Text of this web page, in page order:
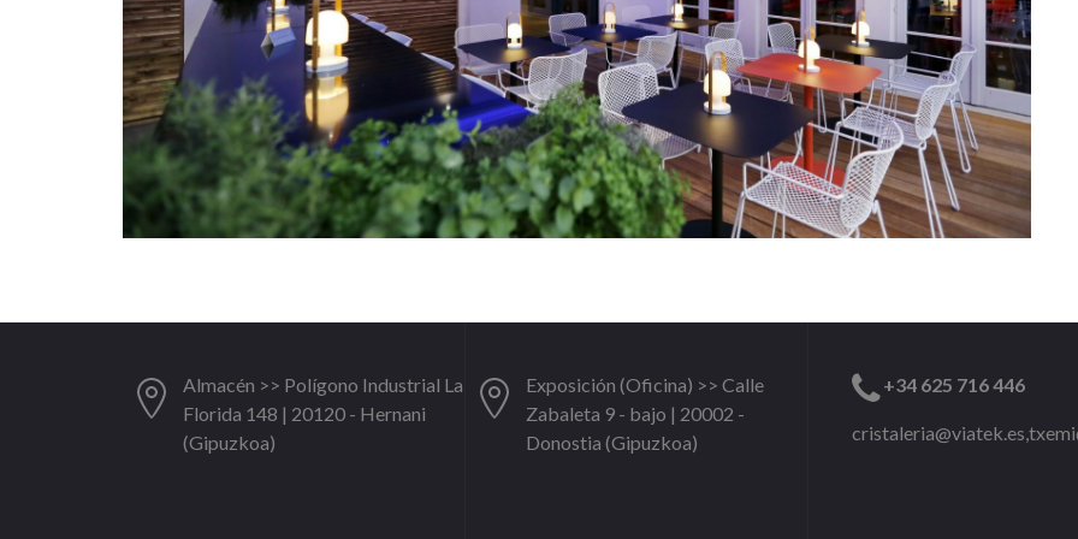
Almacén >> Polígono Industrial La
Florida 148 | 20120 - Hernani
(Gipuzkoa)
Exposición (Oficina) >> Calle
Zabaleta 9 - bajo | 20002 -
Donostia (Gipuzkoa)
+34 625 716 446